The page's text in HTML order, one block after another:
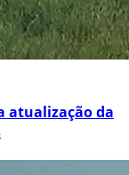
atualização da